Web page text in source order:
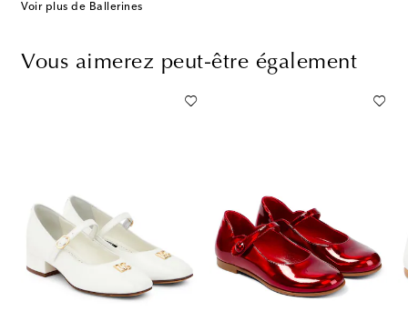
Voir plus de Ballerines
Vous aimerez peut-être également